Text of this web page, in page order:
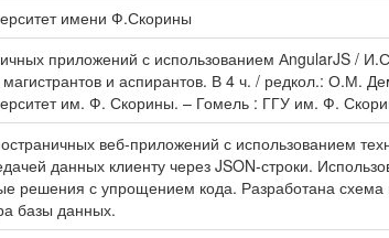
имени Ф.Скорины
приложений с использованием АngularJS /
магистрантов и аспирантов. В 4 ч. / редкол.: О.М.
им. Ф. Скорины. – Гомель : ГГУ им. Ф.
веб-приложений с использованием
данных клиенту через JSON-строки.
решения с упрощением кода. Разработана схема
базы данных.